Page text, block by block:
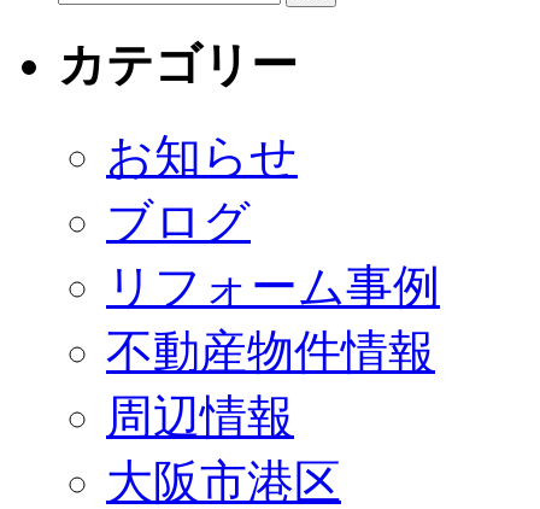
カテゴリー
お知らせ
ブログ
リフォーム事例
不動産物件情報
周辺情報
大阪市港区